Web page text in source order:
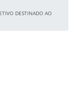
DESTINADO AO